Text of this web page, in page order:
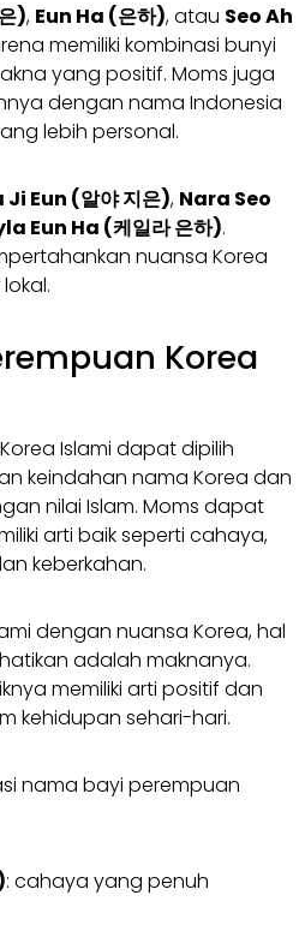
), Eun Ha (은하), atau Seo Ah
memiliki kombinasi bunyi
yang positif. Moms juga
dengan nama Indonesia
lebih personal.
Eun (알야 지은), Nara Seo
Eun Ha (케일라 은하).
nuansa Korea
Korea
Islami dapat dipilih
keindahan nama Korea dan
nilai Islam. Moms dapat
arti baik seperti cahaya,
keberkahan.
dengan nuansa Korea, hal
adalah maknanya.
memiliki arti positif dan
kehidupan sehari-hari.
nama bayi perempuan
: cahaya yang penuh